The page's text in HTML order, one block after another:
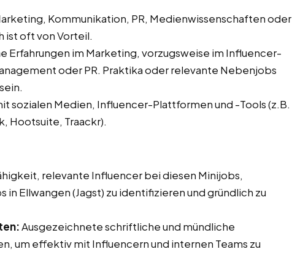
Kommunikation, PR, Medienwissenschaften oder
ist oft von Vorteil.
Erfahrungen im Marketing, vorzugsweise im Influencer-
oder PR. Praktika oder relevante Nebenjobs
sozialen Medien, Influencer-Plattformen und -Tools (z.B.
Hootsuite, Traackr).
relevante Influencer bei diesen Minijobs,
Ellwangen (Jagst) zu identifizieren und gründlich zu
Ausgezeichnete schriftliche und mündliche
um effektiv mit Influencern und internen Teams zu